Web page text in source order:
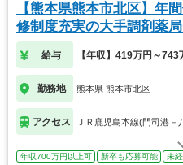
【熊本県熊本市北区】年
修制度充実の大手調剤薬
給与 【年収】419万円～743
勤務地 熊本県 熊本市北区
アクセス ＪＲ鹿児島本線(門司港－
年収700万円以上可 新卒も応募可能 未